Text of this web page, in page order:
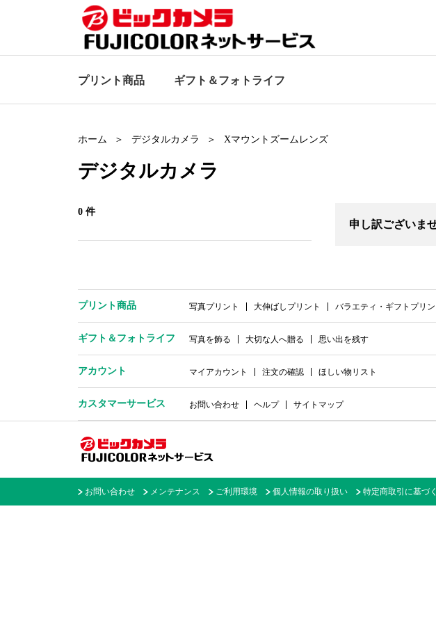
プリント商品 ギフト＆フォトライフ
ホーム デジタルカメラ Xマウントズームレンズ
デジタルカメラ
0 件
申し訳ございま
プリント商品 写真プリント 大伸ばしプリント バラエティ・ギフトプリン
ギフト＆ フォトライフ 写真を飾る 大切な人へ贈る 思い出を残す
アカウント マイアカウント 注文の確認 ほしい物リスト
カスタマーサービス お問い合わせ ヘルプ サイトマップ
お問い合わせ メンテナンス ご利用環境 個人情報の取り扱い 特定商取引に基づ